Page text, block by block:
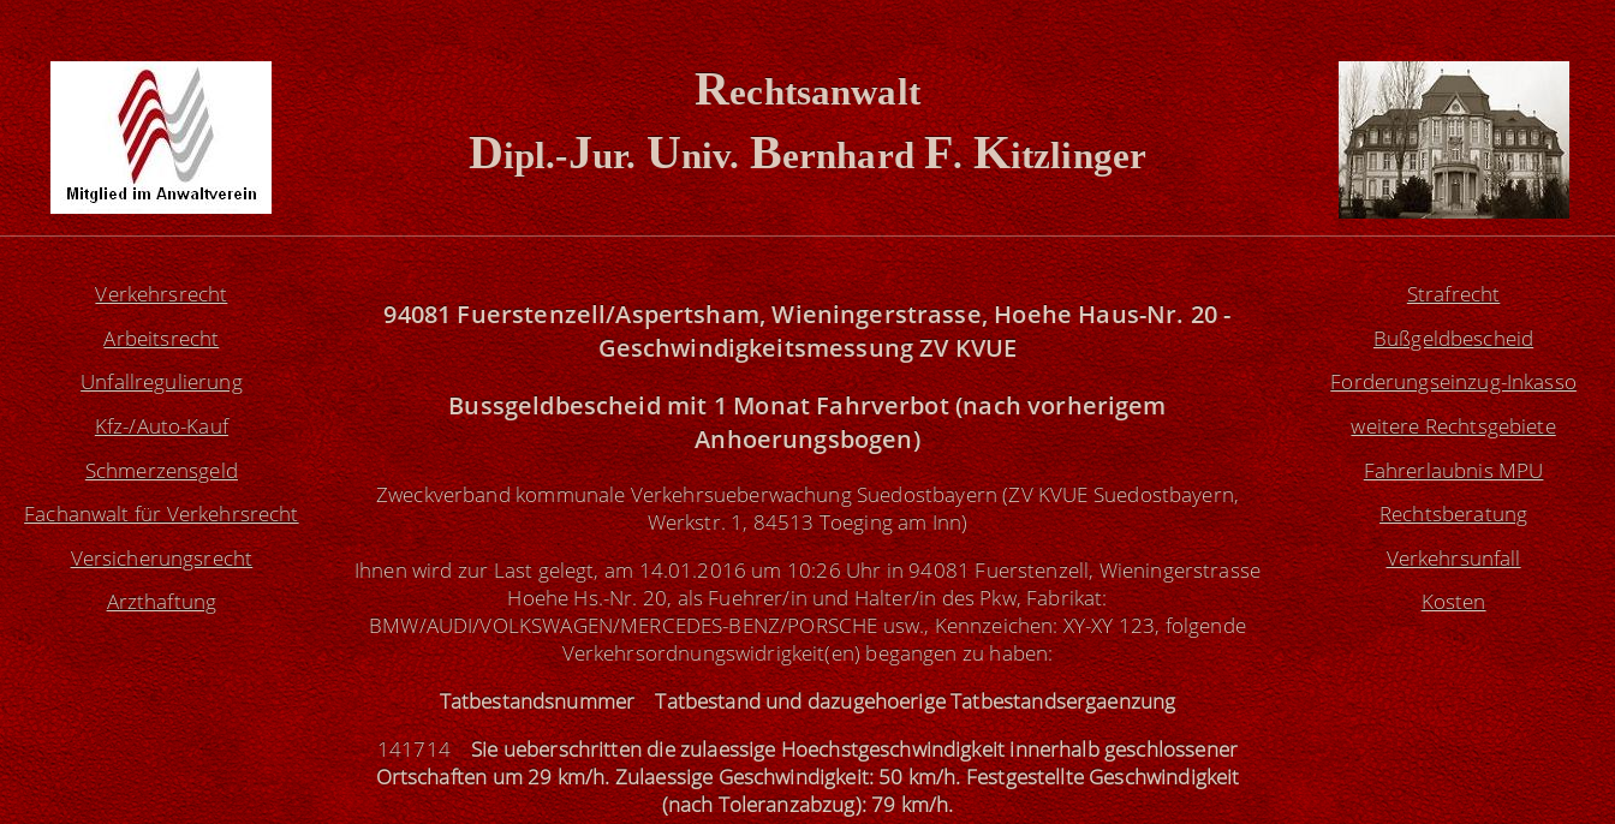
Rechtsanwalt
Dipl.-Jur.Univ.BernhardF.Kitzlinger
Verkehrsrecht
Arbeitsrecht
Unfallregulierung
Kfz-/Auto-Kauf
Schmerzensgeld
Fachanwalt für Verkehrsrecht
Versicherungsrecht
Arzthaftung
94081 Fuerstenzell/Aspertsham, Wieningerstrasse, Hoehe Haus-Nr. 20 -
Geschwindigkeitsmessung ZV KVUE
Bussgeldbescheid mit 1 Monat Fahrverbot(nach vorherigem
Anhoerungsbogen)
Zweckverband kommunale Verkehrsueberwachung Suedostbayern (ZV KVUE Suedostbayern,
Werkstr. 1, 84513 Toeging am Inn)
Ihnen wird zur Last gelegt, am 14.01.2016 um 10:26 Uhr in 94081 Fuerstenzell, Wieningerstrasse
Hoehe Hs.-Nr. 20, als Fuehrer/in und Halter/in des Pkw, Fabrikat:
BMW/AUDI/VOLKSWAGEN/MERCEDES-BENZ/PORSCHE usw., Kennzeichen: XY-XY 123, folgende
Verkehrsordnungswidrigkeit(en) begangen zu haben:
Tatbestandsnummer Tatbestand und dazugehoerige Tatbestandsergaenzung
141714Sie ueberschritten die zulaessige Hoechstgeschwindigkeit innerhalb geschlossener
Ortschaften um 29 km/h. Zulaessige Geschwindigkeit: 50 km/h. Festgestellte Geschwindigkeit
(nach Toleranzabzug): 79 km/h.
Strafrecht
Bußgeldbescheid
Forderungseinzug-Inkasso
weitere Rechtsgebiete
Fahrerlaubnis MPU
Rechtsberatung
Verkehrsunfall
Kosten